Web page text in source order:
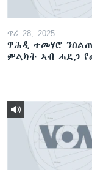
ጥሪ 28, 2025
ዋሕዲ ተመሃሮ
ምልክት ኣብ ሓደጋ